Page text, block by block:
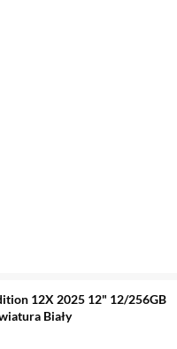
12X 2025 12" 12/256GB
Biały